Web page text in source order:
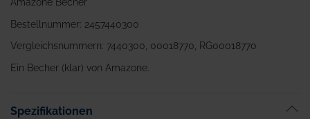
Amazone Becher
Bestellnummer: 2457440300
Vergleichsnummern: 7440300, 00018770, RG00018770
Ein Becher (klar) von Amazone.
Spezifikationen